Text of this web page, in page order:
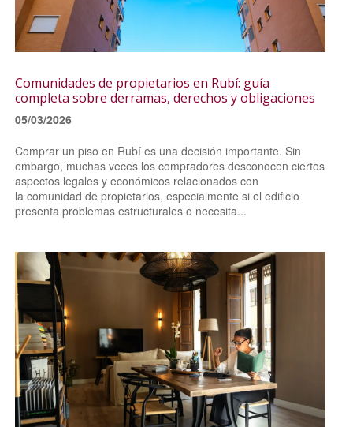
Comunidades de propietarios en Rubí: guía
completa sobre derramas, derechos y obligaciones
05/03/2026
Comprar un piso en Rubí es una decisión importante. Sin
embargo, muchas veces los compradores desconocen ciertos
aspectos legales y económicos relacionados con
la comunidad de propietarios, especialmente si el edificio
presenta problemas estructurales o necesita...